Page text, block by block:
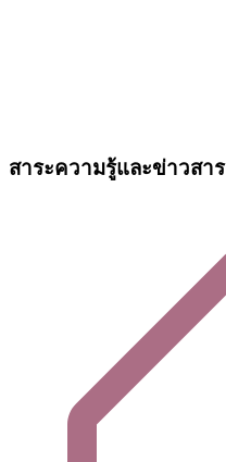
สาระความรู้และข่าวสาร